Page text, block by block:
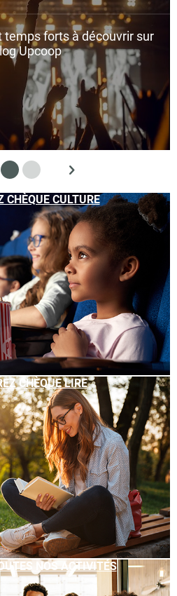
temps forts à découvrir sur
Upcoop
CHÈQUE CULTURE
CHÈQUE LIRE
NOS ACTIVITÉS